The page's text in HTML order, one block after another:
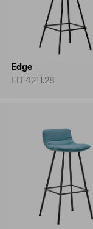
Edge
ED 4211.28